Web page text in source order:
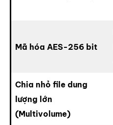
Mã hóa AES-256 bit
Chia nhỏ file dung
lượng lớn
(Multivolume)